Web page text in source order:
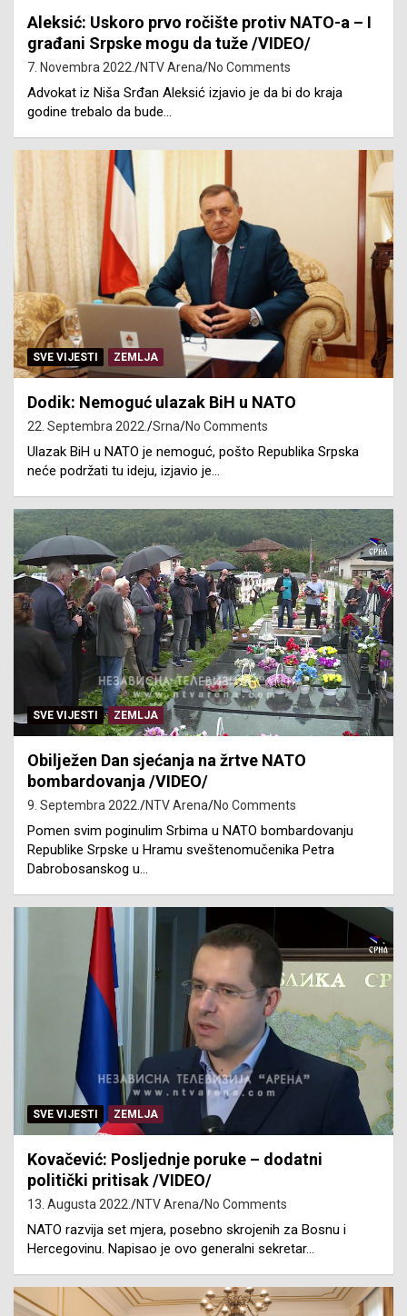
Aleksić: Uskoro prvo ročište protiv NATO-a – I
građani Srpske mogu da tuže /VIDEO/
7. Novembra 2022. NTV Arena No Comments
Advokat iz Niša Srđan Aleksić izjavio je da bi do kraja
godine trebalo da bude…
SVE VIJESTI ZEMLJA
Dodik: Nemoguć ulazak BiH u NATO
22. Septembra 2022. Srna No Comments
Ulazak BiH u NATO je nemoguć, pošto Republika Srpska
neće podržati tu ideju, izjavio je…
SVE VIJESTI ZEMLJA
Obilježen Dan sjećanja na žrtve NATO
bombardovanja /VIDEO/
9. Septembra 2022. NTV Arena No Comments
Pomen svim poginulim Srbima u NATO bombardovanju
Republike Srpske u Hramu sveštenomučenika Petra
Dabrobosanskog u…
SVE VIJESTI ZEMLJA
Kovačević: Posljednje poruke – dodatni
politički pritisak /VIDEO/
13. Augusta 2022. NTV Arena No Comments
NATO razvija set mjera, posebno skrojenih za Bosnu i
Hercegovinu. Napisao je ovo generalni sekretar…